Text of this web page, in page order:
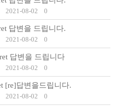
2021-08-02 0
답변을 드립니다.
2021-08-02 0
답변을 드립니다
2021-08-02 0
[re]답변을드립니다.
2021-08-02 0